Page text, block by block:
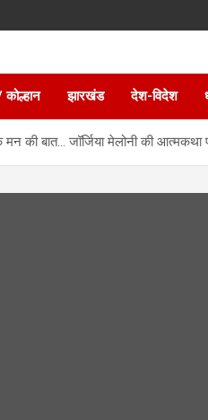
Aina
झारखंड देश-विदेश
की बात… जॉर्जिया मेलोनी की आत्‍मकथा